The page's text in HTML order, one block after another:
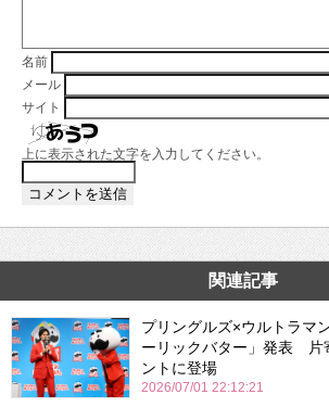
名前
メール
サイト
上に表示された文字を入力してください。
関連記事
プリングルズ×ウルトラマ
ーリックバター」発表 片
ントに登場
2026/07/01 22:12:21